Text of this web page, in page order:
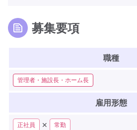
募集要項
職種
管理者・施設長・ホーム長
雇用形態
正社員 ✕ 常勤